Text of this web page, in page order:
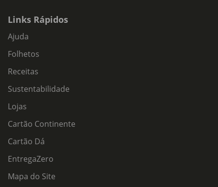
Links Rápidos
Ajuda
Folhetos
Receitas
Sustentabilidade
Lojas
Cartão Continente
Cartão Dá
EntregaZero
Mapa do Site